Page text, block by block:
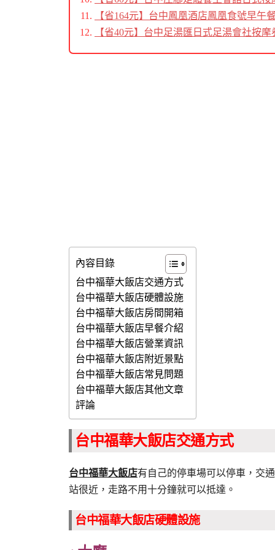
【省164元】台中鳳凰酒店鳳凰食號早午
【省40元】台中足湯匯日式足湯會社按摩
內容目錄
台中福華大飯店交通方式
台中福華大飯店硬體設施
台中福華大飯店房間開箱
台中福華大飯店早餐介紹
台中福華大飯店營業資訊
台中福華大飯店附近景點
台中福華大飯店常見問題
台中福華大飯店其他文章
評論
台中福華大飯店交通方式
台中福華大飯店有自己的停車場可以停車，交
站很近，走路不用十分鐘就可以抵達。
台中福華大飯店硬體設施